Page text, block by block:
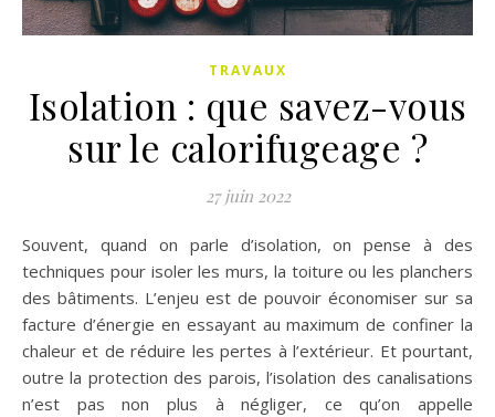
TRAVAUX
Isolation : que savez-vous
sur le calorifugeage ?
27 juin 2022
Souvent, quand on parle d’isolation, on pense à des
techniques pour isoler les murs, la toiture ou les planchers
des bâtiments. L’enjeu est de pouvoir économiser sur sa
facture d’énergie en essayant au maximum de confiner la
chaleur et de réduire les pertes à l’extérieur. Et pourtant,
outre la protection des parois, l’isolation des canalisations
n’est pas non plus à négliger, ce qu’on appelle